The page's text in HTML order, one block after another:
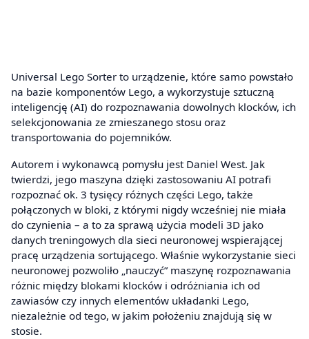
Universal Lego Sorter to urządzenie, które samo powstało
na bazie komponentów Lego, a wykorzystuje sztuczną
inteligencję (AI) do rozpoznawania dowolnych klocków, ich
selekcjonowania ze zmieszanego stosu oraz
transportowania do pojemników.
Autorem i wykonawcą pomysłu jest Daniel West. Jak
twierdzi, jego maszyna dzięki zastosowaniu AI potrafi
rozpoznać ok. 3 tysięcy różnych części Lego, także
połączonych w bloki, z którymi nigdy wcześniej nie miała
do czynienia – a to za sprawą użycia modeli 3D jako
danych treningowych dla sieci neuronowej wspierającej
pracę urządzenia sortującego. Właśnie wykorzystanie sieci
neuronowej pozwoliło „nauczyć” maszynę rozpoznawania
różnic między blokami klocków i odróżniania ich od
zawiasów czy innych elementów układanki Lego,
niezależnie od tego, w jakim położeniu znajdują się w
stosie.